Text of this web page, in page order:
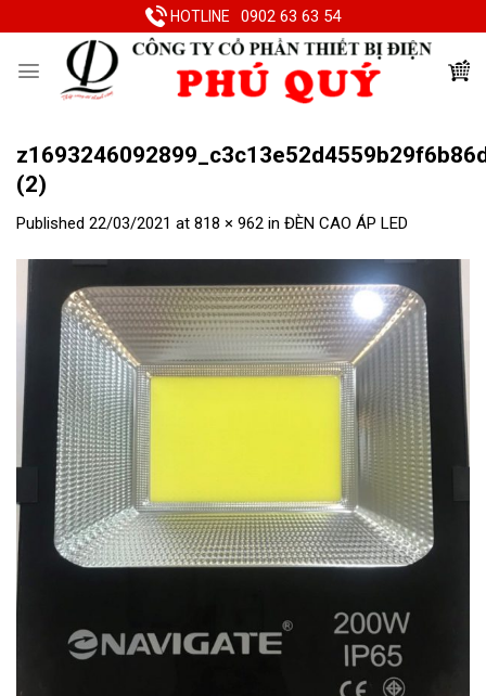
to
HOTLINE 0902 63 63 54
(2)
Published 22/03/2021 at 818 × 962 in ĐÈN CAO ÁP LED